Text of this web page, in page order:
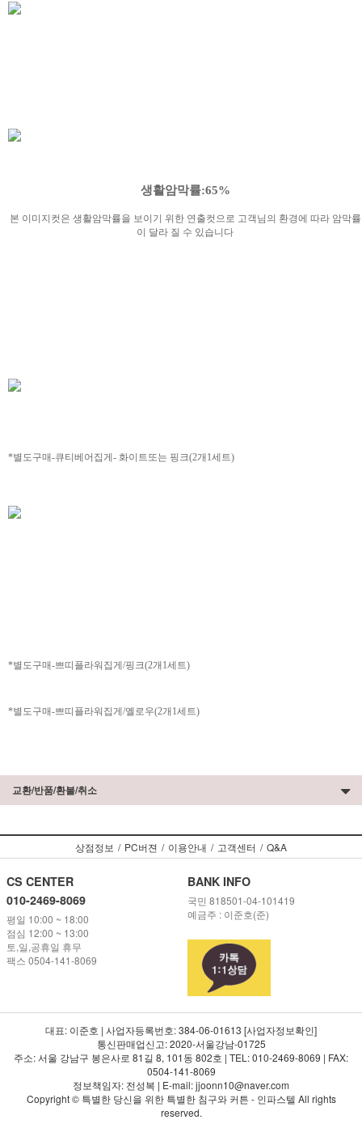
생활암막률:65%
본 이미지컷은 생활암막률을 보이기 위한 연출컷으로 고객님의 환경에 따라 암막률
이 달라 질 수 있습니다
*별도구매-큐티베어집게- 화이트또는 핑크(2개1세트)
*별도구매-쁘띠플라워집게/핑크(2개1세트)
*별도구매-쁘띠플라워집게/옐로우(2개1세트)
교환/반품/환불/취소
상점정보 / PC버젼 / 이용안내 / 고객센터 / Q&A
CS CENTER
010-2469-8069
평일 10:00 ~ 18:00
점심 12:00 ~ 13:00
토,일,공휴일 휴무
팩스 0504-141-8069
BANK INFO
국민 818501-04-101419
예금주 : 이준호(준)
대표: 이준호 | 사업자등록번호: 384-06-01613 [사업자정보확인]
통신판매업신고: 2020-서울강남-01725
주소: 서울 강남구 봉은사로 81길 8, 101동 802호 | TEL: 010-2469-8069 | FAX:
0504-141-8069
정보책임자: 전성복 | E-mail: jjoonn10@naver.com
Copyright © 특별한 당신을 위한 특별한 침구와 커튼 - 인파스텔 All rights
reserved.